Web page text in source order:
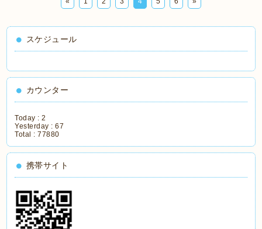
スケジュール
カウンター
Today :2
Yesterday :67
Total :77880
携帯サイト